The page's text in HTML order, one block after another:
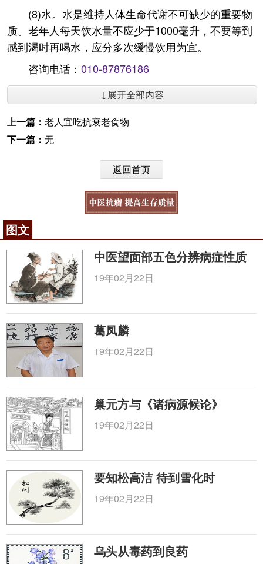
(8)水。水是维持人体生命代谢不可缺少的重要物
质。老年人每天饮水量不应少于1000毫升，不要等到
感到渴时再喝水，应分多次缓慢饮用为宜。
咨询电话： 010-87876186
↓展开全部内容
上一篇： 老人宜吃抗衰老食物
下一篇： 无
返回首页
图文
中医望面部五色分辨病症性质
19年02月22日
葛凤麟
19年02月22日
巢元方与《诸病源候论》
19年02月22日
要知松高洁 待到雪化时
19年02月22日
乌头从毒药到良药